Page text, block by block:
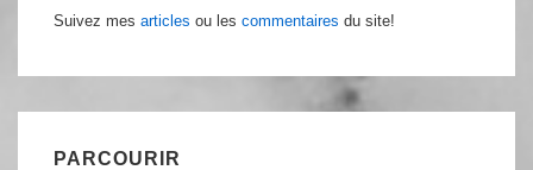
Suivez mes articles ou les commentaires du site!
PARCOURIR